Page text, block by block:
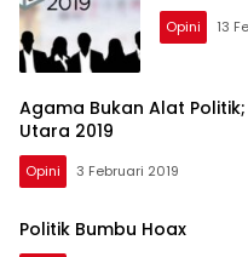
Opini 13
Agama Bukan Alat
Utara 2019
Opini 3 Februari 2019
Politik Bumbu Hoax